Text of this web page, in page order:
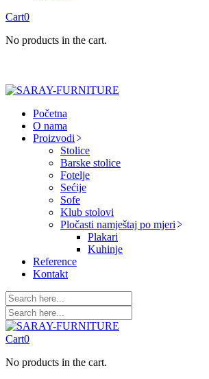
Cart0
No products in the cart.
Početna
O nama
Proizvodi
Stolice
Barske stolice
Fotelje
Sećije
Sofe
Klub stolovi
Pločasti namještaj po mjeri
Plakari
Kuhinje
Reference
Kontakt
Cart0
No products in the cart.